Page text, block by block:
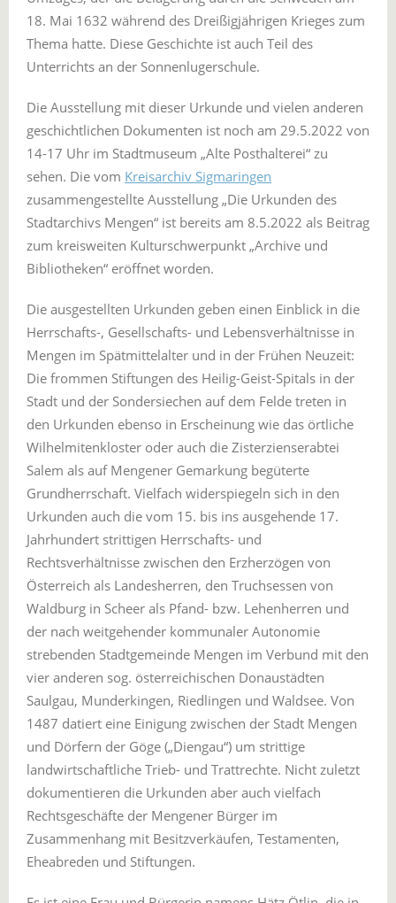
18. Mai 1632 während des Dreißigjährigen Krieges zum
Thema hatte. Diese Geschichte ist auch Teil des
Unterrichts an der Sonnenlugerschule.
Die Ausstellung mit dieser Urkunde und vielen anderen
geschichtlichen Dokumenten ist noch am 29.5.2022 von
14-17 Uhr im Stadtmuseum „Alte Posthalterei“ zu
sehen. Die vom Kreisarchiv Sigmaringen
zusammengestellte Ausstellung „Die Urkunden des
Stadtarchivs Mengen“ ist bereits am 8.5.2022 als Beitrag
zum kreisweiten Kulturschwerpunkt „Archive und
Bibliotheken“ eröffnet worden.
Die ausgestellten Urkunden geben einen Einblick in die
Herrschafts-, Gesellschafts- und Lebensverhältnisse in
Mengen im Spätmittelalter und in der Frühen Neuzeit:
Die frommen Stiftungen des Heilig-Geist-Spitals in der
Stadt und der Sondersiechen auf dem Felde treten in
den Urkunden ebenso in Erscheinung wie das örtliche
Wilhelmitenkloster oder auch die Zisterzienserabtei
Salem als auf Mengener Gemarkung begüterte
Grundherrschaft. Vielfach widerspiegeln sich in den
Urkunden auch die vom 15. bis ins ausgehende 17.
Jahrhundert strittigen Herrschafts- und
Rechtsverhältnisse zwischen den Erzherzögen von
Österreich als Landesherren, den Truchsessen von
Waldburg in Scheer als Pfand- bzw. Lehenherren und
der nach weitgehender kommunaler Autonomie
strebenden Stadtgemeinde Mengen im Verbund mit den
vier anderen sog. österreichischen Donaustädten
Saulgau, Munderkingen, Riedlingen und Waldsee. Von
1487 datiert eine Einigung zwischen der Stadt Mengen
und Dörfern der Göge („Diengau“) um strittige
landwirtschaftliche Trieb- und Trattrechte. Nicht zuletzt
dokumentieren die Urkunden aber auch vielfach
Rechtsgeschäfte der Mengener Bürger im
Zusammenhang mit Besitzverkäufen, Testamenten,
Eheabreden und Stiftungen.